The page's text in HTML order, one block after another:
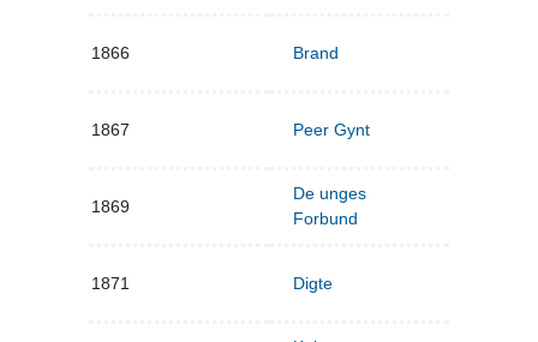
1866 Brand
1867 Peer Gynt
1869
De unges
Forbund
1871 Digte